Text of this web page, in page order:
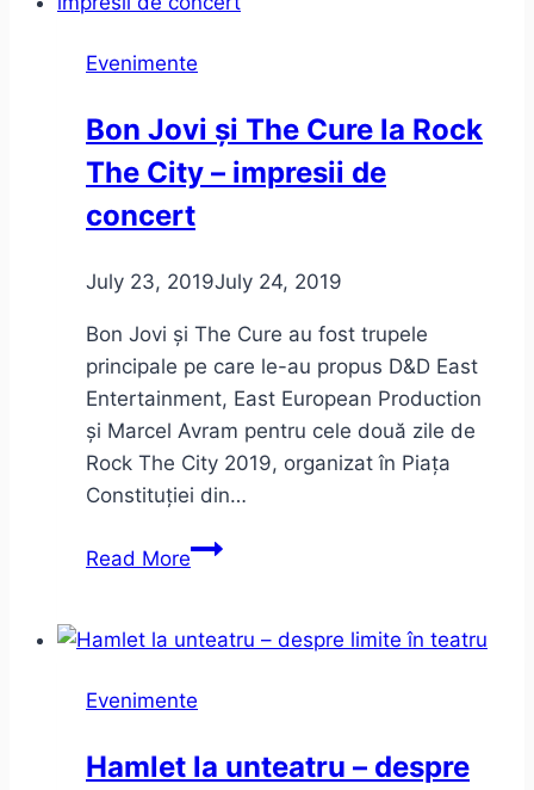
Evenimente
Bon Jovi și The Cure la Rock
The City – impresii de
concert
July 23, 2019July 24, 2019
Bon Jovi și The Cure au fost trupele
principale pe care le-au propus D&D East
Entertainment, East European Production
și Marcel Avram pentru cele două zile de
Rock The City 2019, organizat în Piața
Constituției din…
Read MoreBon
The
la
The
Evenimente
Hamlet la unteatru – despre